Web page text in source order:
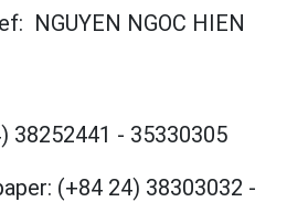
NGUYEN NGOC HIEN
38252441 - 35330305
(+84 24) 38303032 -